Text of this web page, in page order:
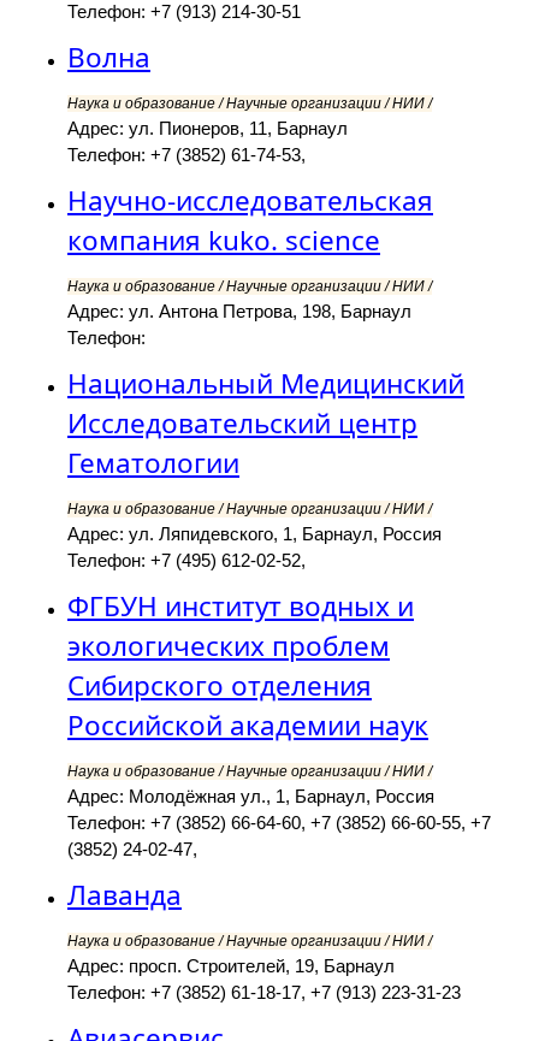
Телефон: +7 (913) 214-30-51
Волна
Наука и образование / Научные организации / НИИ /
Адрес: ул. Пионеров, 11, Барнаул
Телефон: +7 (3852) 61-74-53,
Научно-исследовательская
компания kuko. science
Наука и образование / Научные организации / НИИ /
Адрес: ул. Антона Петрова, 198, Барнаул
Телефон:
Национальный Медицинский
Исследовательский центр
Гематологии
Наука и образование / Научные организации / НИИ /
Адрес: ул. Ляпидевского, 1, Барнаул, Россия
Телефон: +7 (495) 612-02-52,
ФГБУН институт водных и
экологических проблем
Сибирского отделения
Российской академии наук
Наука и образование / Научные организации / НИИ /
Адрес: Молодёжная ул., 1, Барнаул, Россия
Телефон: +7 (3852) 66-64-60, +7 (3852) 66-60-55, +7
(3852) 24-02-47,
Лаванда
Наука и образование / Научные организации / НИИ /
Адрес: просп. Строителей, 19, Барнаул
Телефон: +7 (3852) 61-18-17, +7 (913) 223-31-23